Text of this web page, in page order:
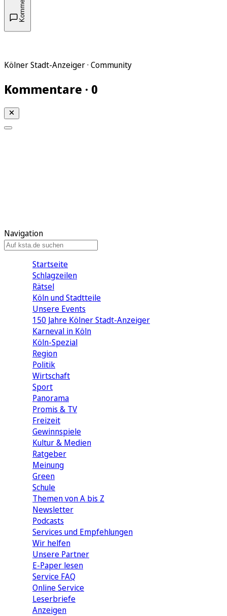
Kölner Stadt-Anzeiger · Community
Kommentare · 0
Navigation
Startseite
Schlagzeilen
Rätsel
Köln und Stadtteile
Unsere Events
150 Jahre Kölner Stadt-Anzeiger
Karneval in Köln
Köln-Spezial
Region
Politik
Wirtschaft
Sport
Panorama
Promis & TV
Freizeit
Gewinnspiele
Kultur & Medien
Ratgeber
Meinung
Green
Schule
Themen von A bis Z
Newsletter
Podcasts
Services und Empfehlungen
Wir helfen
Unsere Partner
E-Paper lesen
Service FAQ
Online Service
Leserbriefe
Anzeigen